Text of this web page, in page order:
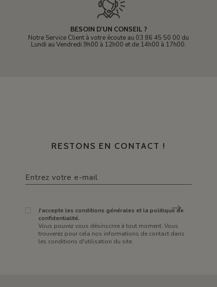
BESOIN D'UN CONSEIL ?
Notre Service Client à votre écoute au 03 86 45 50 00 du
Lundi au Vendredi 9h00 à 12h00 et de 14h00 à 17h00.
RESTONS EN CONTACT !
J'accepte les conditions générales et la politique de
confidentialité.
Vous pouvez vous désinscrire à tout moment. Vous
trouverez pour cela nos informations de contact dans
les conditions d'utilisation du site.